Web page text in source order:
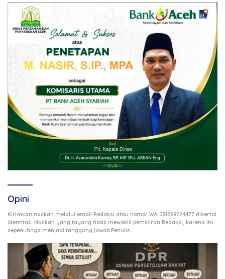
Opini
Kirimkan naskah melalui email Redaksi atau nomor WA 081269224477 disertai
identitas. Naskah yang tayang tidak mewakili pemikiran Redaksi, karena itu
sepenuhnya menjadi tanggung jawab Penulis